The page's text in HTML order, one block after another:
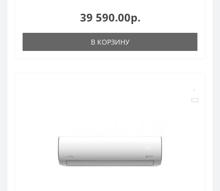
39 590.00р.
В КОРЗИНУ